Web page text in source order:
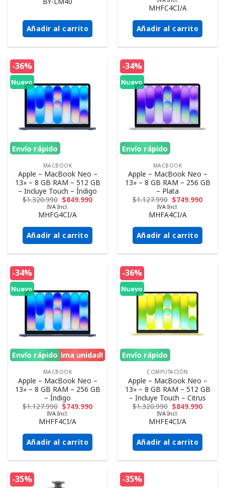
Añadir al carrito
MHFC4CI/A
Añadir al carrito
-36%
Nuevo
Envío rápido
MACBOOK
Apple – MacBook Neo –
13» – 8 GB RAM – 512 GB
– Incluye Touch – Índigo
$1.320.990 $849.990
IVA Incl.
MHFG4CI/A
Añadir al carrito
-34%
Nuevo
Envío rápido
MACBOOK
Apple – MacBook Neo –
13» – 8 GB RAM – 256 GB
– Plata
$1.127.990 $749.990
IVA Incl.
MHFA4CI/A
Añadir al carrito
-34%
Nuevo
¡Ultima unidad!
Envío rápido
MACBOOK
Apple – MacBook Neo –
13» – 8 GB RAM – 256 GB
– Índigo
$1.127.990 $749.990
IVA Incl.
MHFF4CI/A
Añadir al carrito
-36%
Nuevo
Envío rápido
COMPUTACIÓN
Apple – MacBook Neo –
13» – 8 GB RAM – 512 GB
– Incluye Touch – Citrus
$1.320.990 $849.990
IVA Incl.
MHFE4CI/A
Añadir al carrito
-35% -35%